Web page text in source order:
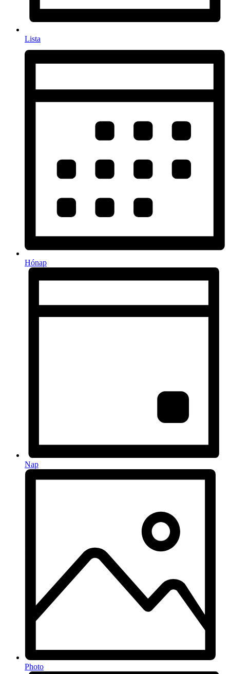
Lista
Hónap
Nap
Photo